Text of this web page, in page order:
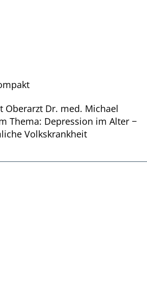
Oberarzt Dr. med. Michael
Thema: Depression im Alter −
Volkskrankheit